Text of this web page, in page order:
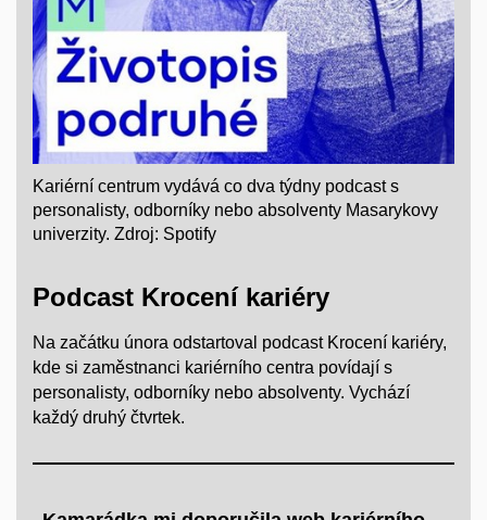
Kariérní centrum vydává co dva týdny podcast s
personalisty, odborníky nebo absolventy Masarykovy
univerzity. Zdroj: Spotify
Podcast Krocení kariéry
Na začátku února odstartoval podcast Krocení kariéry,
kde si zaměstnanci kariérního centra povídají s
personalisty, odborníky nebo absolventy. Vychází
každý druhý čtvrtek.